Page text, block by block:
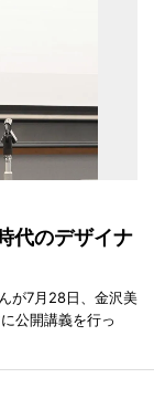
代のデザイナ
が7月28日、金沢美
公開講義を行っ